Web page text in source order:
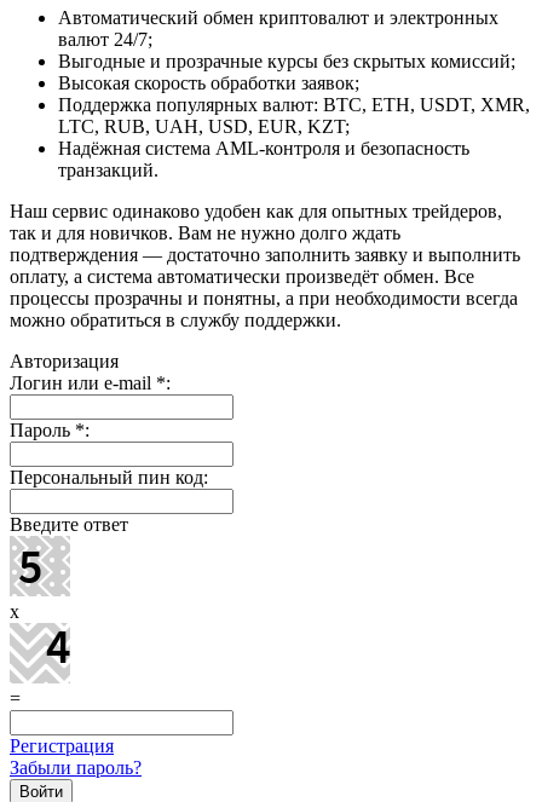
Автоматический обмен криптовалют и электронных
валют 24/7;
Выгодные и прозрачные курсы без скрытых комиссий;
Высокая скорость обработки заявок;
Поддержка популярных валют: BTC, ETH, USDT, XMR,
LTC, RUB, UAH, USD, EUR, KZT;
Надёжная система AML-контроля и безопасность
транзакций.
Наш сервис одинаково удобен как для опытных трейдеров,
так и для новичков. Вам не нужно долго ждать
подтверждения — достаточно заполнить заявку и выполнить
оплату, а система автоматически произведёт обмен. Все
процессы прозрачны и понятны, а при необходимости всегда
можно обратиться в службу поддержки.
Авторизация
Логин или e-mail *:
Пароль *:
Персональный пин код:
Введите ответ
x
=
Регистрация
Забыли пароль?